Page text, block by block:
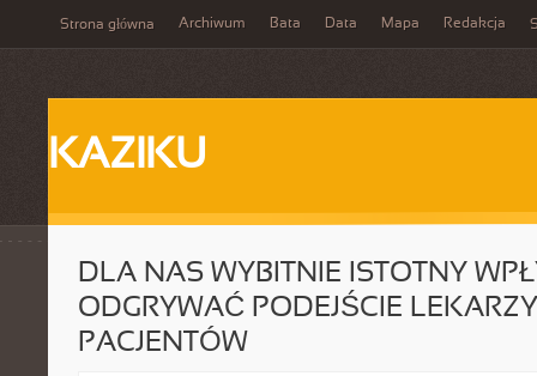
Strona główna Archiwum Bata Data Mapa Redakcja
KAZIKU
DLA NAS WYBITNIE ISTOTNY
ODGRYWAĆ PODEJŚCIE
PACJENTÓW